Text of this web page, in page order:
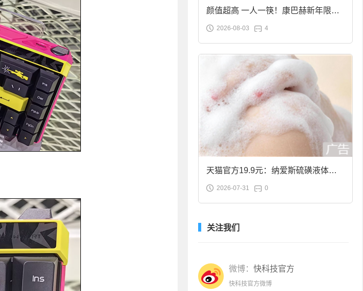
颜值超高 一人一筷！康巴赫新年限定
合金筷子大促：19.9元
2026-08-03 4
天猫官方19.9元：纳爱斯硫磺液体香
皂2斤大促
2026-07-31 0
关注我们
微博： 快科技官方
快科技官方微博